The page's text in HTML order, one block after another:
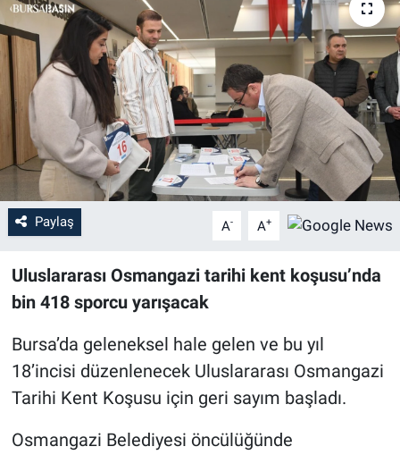
Paylaş A- A+
Uluslararası Osmangazi tarihi kent koşusu’nda
bin 418 sporcu yarışacak
Bursa’da geleneksel hale gelen ve bu yıl
18’incisi düzenlenecek Uluslararası Osmangazi
Tarihi Kent Koşusu için geri sayım başladı.
Osmangazi Belediyesi öncülüğünde
Gündem
Sağlık
Eğitim
Ekonomi
Dünya
Teknoloji
Magazin
Yaşam
Haber Arşivi